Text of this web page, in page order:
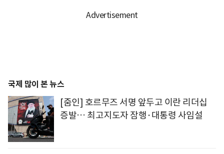
국제 많이 본 뉴스
[줌인] 호르무즈 서명 앞두고 이란 리더십
증발… 최고지도자 잠행·대통령 사임설